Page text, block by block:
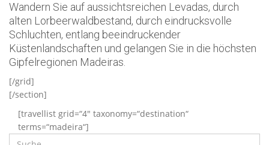
Wandern Sie auf aussichtsreichen Levadas, durch
alten Lorbeerwaldbestand, durch eindrucksvolle
Schluchten, entlang beeindruckender
Küstenlandschaften und gelangen Sie in die höchsten
Gipfelregionen Madeiras.
[/grid]
[/section]
[travellist grid=“4″ taxonomy=“destination“
terms=“madeira“]